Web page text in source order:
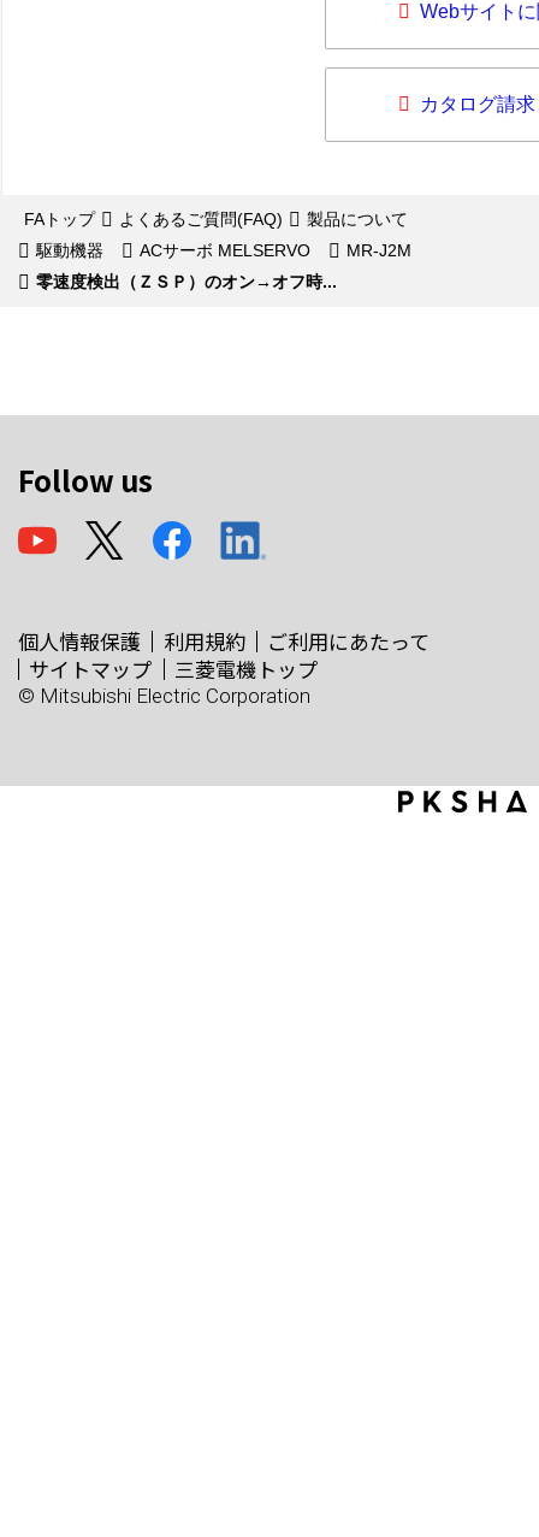
Webサイト
カタログ請求
FAトップ よくあるご質問(FAQ)
製品について
駆動機器
ACサーボ MELSERVO
MR-J2M
零速度検出（ＺＳＰ）のオン→オフ時...
Follow us
個人情報保護 利用規約
ご利用にあたって
サイトマップ
三菱電機トップ
© Mitsubishi Electric Corporation